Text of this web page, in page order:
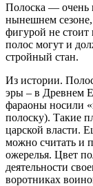
Полоска — очень
нынешнем
фигурой не стоит
полос могут и
стройный стан.
Из истории.
эры – в Древнем
фараоны носили
полоску). Такие
царской власти.
можно считать и
ожерелья. Цвет
деятельности
воротниках